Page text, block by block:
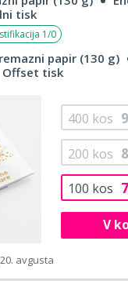
tisk
1/0
papir (130 g)
Offset tisk
100 kos
200 kos
400 kos
V
avgusta